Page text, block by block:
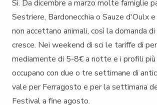
Sì. Da dicembre a marzo molte famiglie
Sestriere, Bardonecchia o Sauze d'Oulx
non accettano animali, così la domanda
cresce. Nei weekend di sci le tariffe di
mediamente di 5-8€ a notte e i profili più
occupano con due o tre settimane di
vale per Ferragosto e per la settimana
Festival a fine agosto.